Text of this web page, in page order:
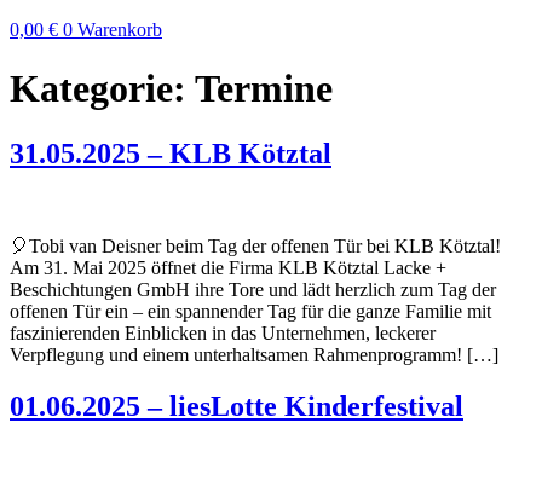
0,00 € 0 Warenkorb
Kategorie: Termine
31.05.2025 – KLB Kötztal
🎈Tobi van Deisner beim Tag der offenen Tür bei KLB Kötztal!
Am 31. Mai 2025 öffnet die Firma KLB Kötztal Lacke +
Beschichtungen GmbH ihre Tore und lädt herzlich zum Tag der
offenen Tür ein – ein spannender Tag für die ganze Familie mit
faszinierenden Einblicken in das Unternehmen, leckerer
Verpflegung und einem unterhaltsamen Rahmenprogramm! […]
01.06.2025 – liesLotte Kinderfestival